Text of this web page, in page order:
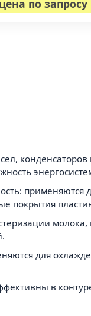
по запросу
применяются
молока,
для
в